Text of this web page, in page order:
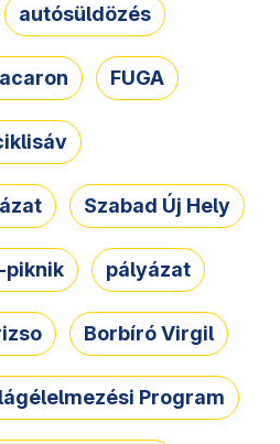
autósüldözés
FUGA
Szabad Új Hely
piknik pályázat
Borbíró Virgil
Program